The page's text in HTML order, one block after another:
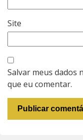
Site
Salvar meus dados
que eu comentar.